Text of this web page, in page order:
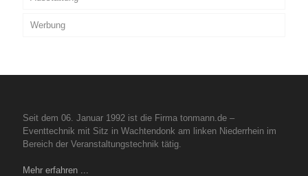
Werbung
Seit dem 06. Januar 1992 ist die Firma tonmann.de –
Eventtechnik mit Sitz in Wachtendonk am linken Niederrhein im
Bereich der Veranstaltungstechnik tätig.
Mehr erfahren ...